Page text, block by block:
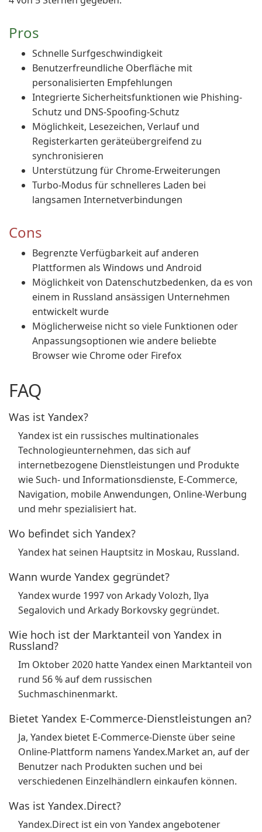
Pros
Schnelle Surfgeschwindigkeit
Benutzerfreundliche Oberfläche mit
personalisierten Empfehlungen
Integrierte Sicherheitsfunktionen wie Phishing-
Schutz und DNS-Spoofing-Schutz
Möglichkeit, Lesezeichen, Verlauf und
Registerkarten geräteübergreifend zu
synchronisieren
Unterstützung für Chrome-Erweiterungen
Turbo-Modus für schnelleres Laden bei
langsamen Internetverbindungen
Cons
Begrenzte Verfügbarkeit auf anderen
Plattformen als Windows und Android
Möglichkeit von Datenschutzbedenken, da es von
einem in Russland ansässigen Unternehmen
entwickelt wurde
Möglicherweise nicht so viele Funktionen oder
Anpassungsoptionen wie andere beliebte
Browser wie Chrome oder Firefox
FAQ
Was ist Yandex?
Yandex ist ein russisches multinationales
Technologieunternehmen, das sich auf
internetbezogene Dienstleistungen und Produkte
wie Such- und Informationsdienste, E-Commerce,
Navigation, mobile Anwendungen, Online-Werbung
und mehr spezialisiert hat.
Wo befindet sich Yandex?
Yandex hat seinen Hauptsitz in Moskau, Russland.
Wann wurde Yandex gegründet?
Yandex wurde 1997 von Arkady Volozh, Ilya
Segalovich und Arkady Borkovsky gegründet.
Wie hoch ist der Marktanteil von Yandex in
Russland?
Im Oktober 2020 hatte Yandex einen Marktanteil von
rund 56 % auf dem russischen
Suchmaschinenmarkt.
Bietet Yandex E-Commerce-Dienstleistungen an?
Ja, Yandex bietet E-Commerce-Dienste über seine
Online-Plattform namens Yandex.Market an, auf der
Benutzer nach Produkten suchen und bei
verschiedenen Einzelhändlern einkaufen können.
Was ist Yandex.Direct?
Yandex.Direct ist ein von Yandex angebotener